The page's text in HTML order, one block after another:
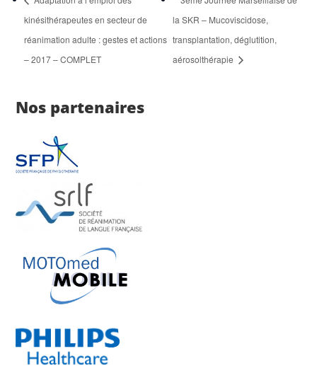
kinésithérapeutes en secteur de
réanimation adulte : gestes et actions
– 2017 – COMPLET
la SKR – Mucoviscidose,
transplantation, déglutition,
aérosolthérapie
Nos partenaires